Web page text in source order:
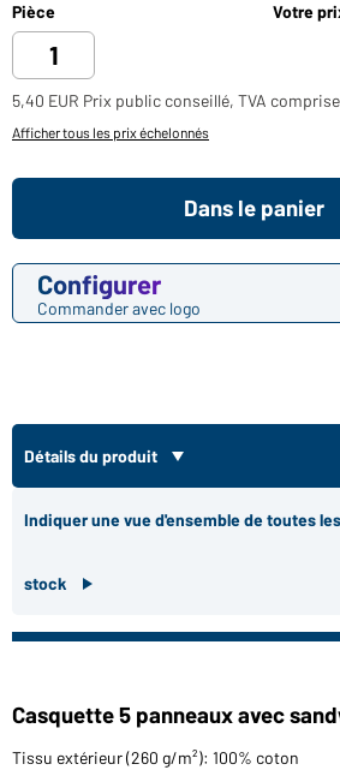
Pièce Votre
5,40 EUR Prix public conseillé, TVA
Afficher tous les prix échelonnés
Configurer
Commander avec logo
Dans le panier
Détails du produit
Indiquer une vue d'ensemble de toutes
stock
Casquette 5 panneaux avec
Tissu extérieur (260 g/m²): 100% coton